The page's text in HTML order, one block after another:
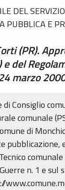
DEL
PUBBLICA E
(PR).
del
marzo
di Consiglio
comunale
di
n. 1 e